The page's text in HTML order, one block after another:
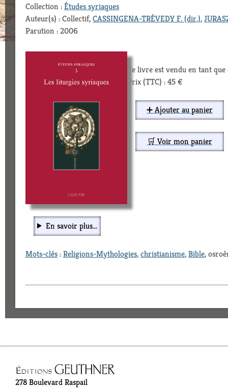
Collection :Études syriaques
Auteur(s) : Collectif,CASSINGENA-TRÉVEDY F. (dir.),
Parution : 2006
Ce livre est vendu en tant
Prix (TTC) : 45 €
➕ Ajouter au panier
🛒 Voir mon panier
En savoir plus...
Mots-clés:Religions-Mythologies,christianisme,Bible,
278 Boulevard Raspail